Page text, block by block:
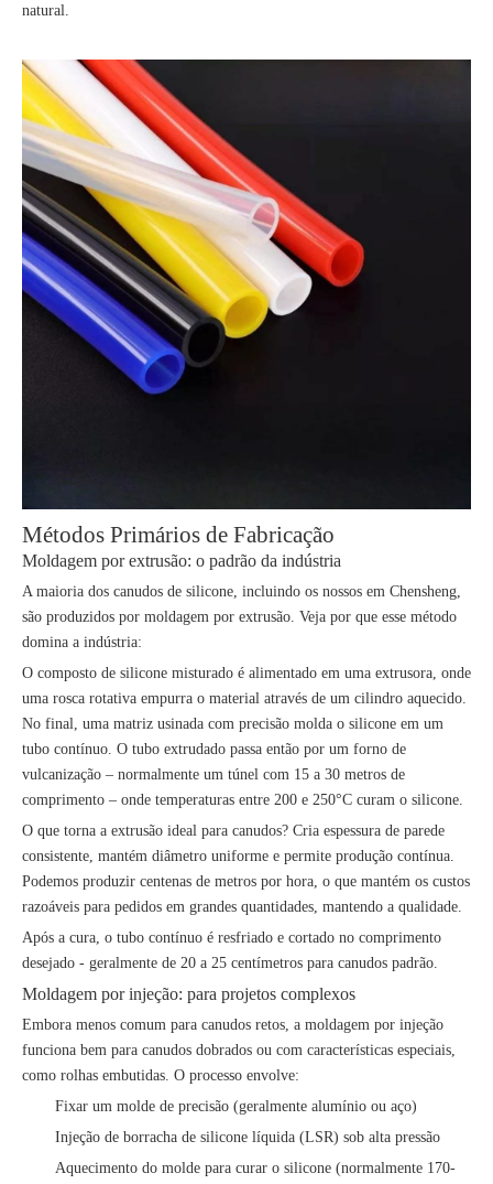
natural.
Métodos Primários de Fabricação
Moldagem por extrusão: o padrão da indústria
A maioria dos canudos de silicone, incluindo os nossos em Chensheng,
são produzidos por moldagem por extrusão. Veja por que esse método
domina a indústria:
O composto de silicone misturado é alimentado em uma extrusora, onde
uma rosca rotativa empurra o material através de um cilindro aquecido.
No final, uma matriz usinada com precisão molda o silicone em um
tubo contínuo. O tubo extrudado passa então por um forno de
vulcanização – normalmente um túnel com 15 a 30 metros de
comprimento – onde temperaturas entre 200 e 250°C curam o silicone.
O que torna a extrusão ideal para canudos? Cria espessura de parede
consistente, mantém diâmetro uniforme e permite produção contínua.
Podemos produzir centenas de metros por hora, o que mantém os custos
razoáveis ​​para pedidos em grandes quantidades, mantendo a qualidade.
Após a cura, o tubo contínuo é resfriado e cortado no comprimento
desejado - geralmente de 20 a 25 centímetros para canudos padrão.
Moldagem por injeção: para projetos complexos
Embora menos comum para canudos retos, a moldagem por injeção
funciona bem para canudos dobrados ou com características especiais,
como rolhas embutidas. O processo envolve:
Fixar um molde de precisão (geralmente alumínio ou aço)
Injeção de borracha de silicone líquida (LSR) sob alta pressão
Aquecimento do molde para curar o silicone (normalmente 170-